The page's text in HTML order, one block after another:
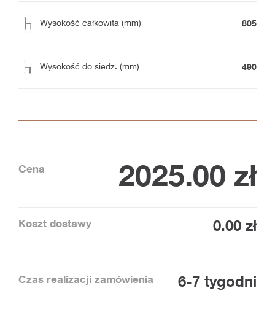
Wysokość całkowita (mm) 805
Wysokość do siedz. (mm) 490
Cena 2025.00 zł
Koszt dostawy 0.00 zł
Czas realizacji zamówienia 6-7 tygodni